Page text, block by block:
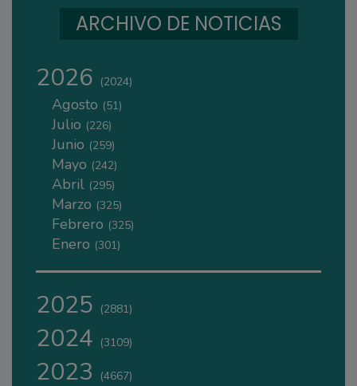
ARCHIVO DE NOTICIAS
2026 (2024)
Agosto (51)
Julio (226)
Junio (259)
Mayo (242)
Abril (295)
Marzo (325)
Febrero (325)
Enero (301)
2025 (2881)
2024 (3109)
2023 (4667)